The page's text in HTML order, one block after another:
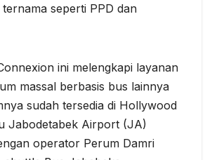
seperti PPD dan
ini melengkapi layanan
massal berbasis bus lainnya
sudah tersedia di Hollywood
Jabodetabek Airport (JA)
operator Perum Damri